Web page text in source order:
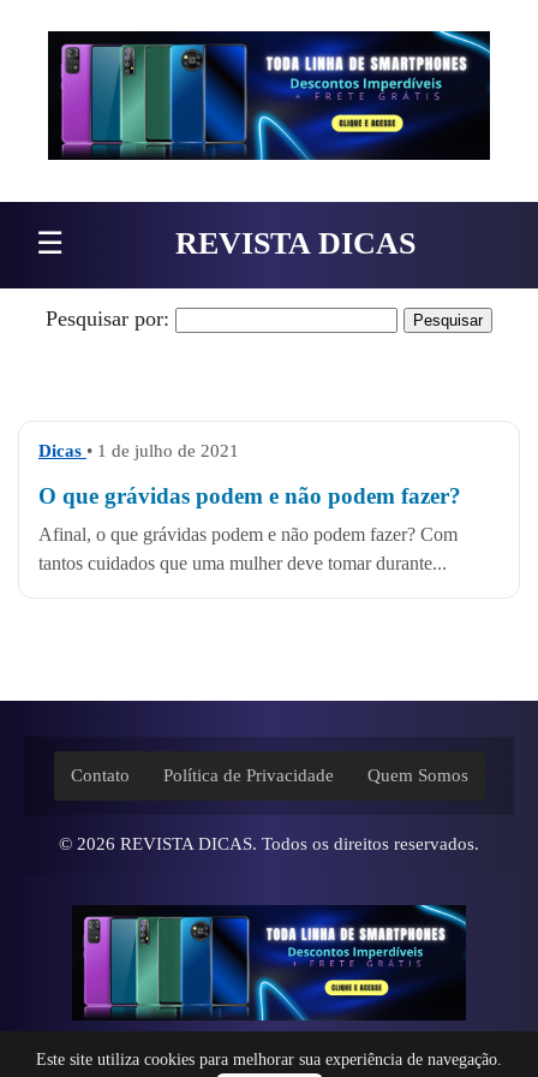
Pular para o conteúdo
☰ REVISTA DICAS
Pesquisar por:
Dicas • 1 de julho de 2021
O que grávidas podem e não podem fazer?
Afinal, o que grávidas podem e não podem fazer? Com
tantos cuidados que uma mulher deve tomar durante...
Contato Política de Privacidade Quem Somos
© 2026 REVISTA DICAS. Todos os direitos reservados.
Este site utiliza cookies para melhorar sua experiência de navegação.